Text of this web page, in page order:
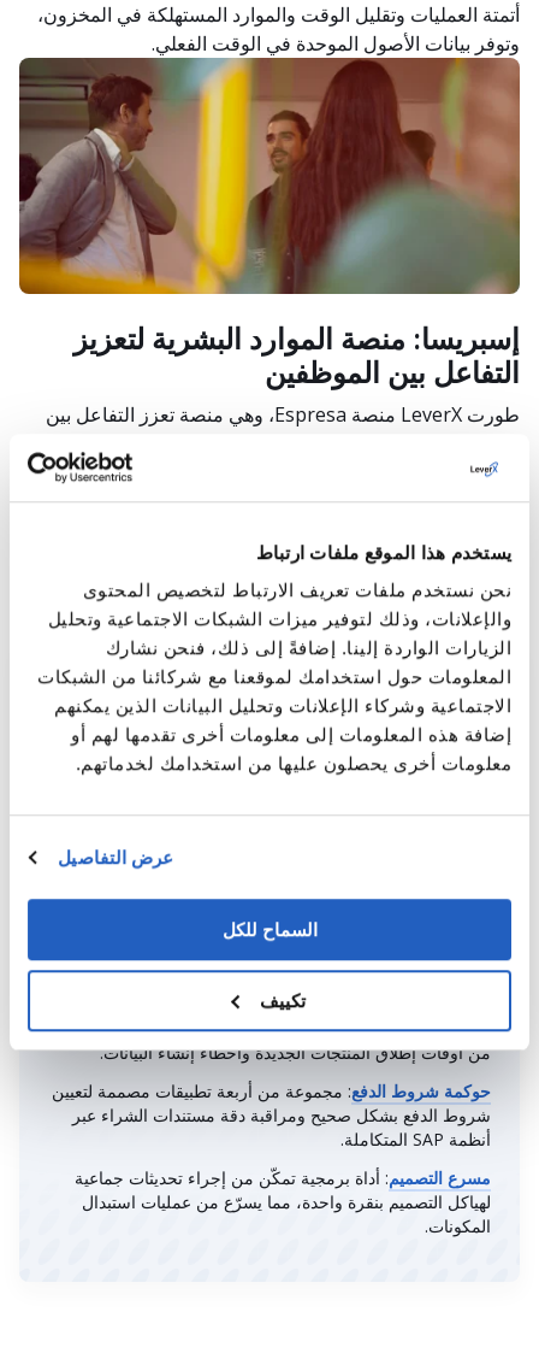
يستخدم هذا الموقع ملفات ارتباط
نحن نستخدم ملفات تعريف الارتباط لتخصيص المحتوى
والإعلانات، وذلك لتوفير ميزات الشبكات الاجتماعية وتحليل
الزيارات الواردة إلينا. إضافةً إلى ذلك، فنحن نشارك
المعلومات حول استخدامك لموقعنا مع شركائنا من الشبكات
الاجتماعية وشركاء الإعلانات وتحليل البيانات الذين يمكنهم
إضافة هذه المعلومات إلى معلومات أخرى تقدمها لهم أو
معلومات أخرى يحصلون عليها من استخدامك لخدماتهم.
عرض التفاصيل
السماح للكل
تكييف
أتمتة العمليات وتقليل الوقت والموارد المستهلكة في المخزون،
وتوفر بيانات الأصول الموحدة في الوقت الفعلي.
إسبريسا: منصة الموارد البشرية لتعزيز
التفاعل بين الموظفين
طورت LeverX منصة Espresa، وهي منصة تعزز التفاعل بين
وبرامج الشركة وطلبها ودفعها. وهي تضم ست وحدات تغطي
الفعاليات والرفاهية والسداد والتحديات والمكافآت ومجموعات
الحلول الاحتكارية
قمنا بتطوير مجموعة من المنتجات البرمجية المبتكرة والمملوكة
لنا. صُممت هذه الحلول، التي صممها خبراؤنا، لأتمتة عملياتك
عملياتك وعمليات التطوير بشكل كبير. وهذا يتيح لنا تزويدك بحلول
تسمح لمستخدمي الأعمال بإنشاء وتعديل وتنفيذ تدفقات عمل
متنوعة داخل SAP بسهولة، مما يحسّن تنفيذ المهام والشفافية.
: أداة أتمتة لعمليات البيانات الرئيسية، خاصةً لإنشاء
وتوسيع قائمة المواد الرئيسية وقوائم المواد في SAP، مما يقلل
من أوقات إطلاق المنتجات الجديدة وأخطاء إنشاء البيانات.
حوكمة شروط الدفع: مجموعة من أربعة تطبيقات مصممة لتعيين
شروط الدفع بشكل صحيح ومراقبة دقة مستندات الشراء عبر
أنظمة SAP المتكاملة.
مسرع التصميم: أداة برمجية تمكّن من إجراء تحديثات جماعية
لهياكل التصميم بنقرة واحدة، مما يسرّع من عمليات استبدال
المكونات.